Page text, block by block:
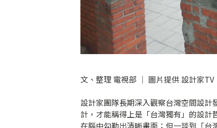
文、整理 電視部 │ 圖片提供 設計家TV
設計家團隊長期深入觀察台灣空間設
計，才能稱得上是「台灣獨有」的設